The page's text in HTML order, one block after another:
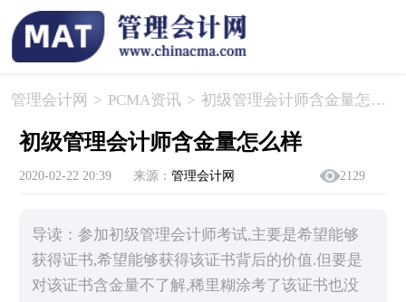
管理会计网 > PCMA资讯 > ​初级管理会计师含金量怎么样
​初级管理会计师含金量怎么样
2020-02-22 20:39 来源： 管理会计网 2129
导读：参加初级管理会计师考试,主要是希望能够
获得证书,希望能够获得该证书背后的价值.但要是
对该证书含金量不了解,稀里糊涂考了该证书也没